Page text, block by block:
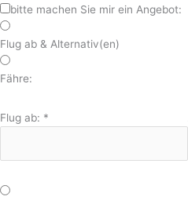
bitte machen Sie mir ein Angebot:
Flug ab & Alternativ(en)
Fähre:
Flug ab: *